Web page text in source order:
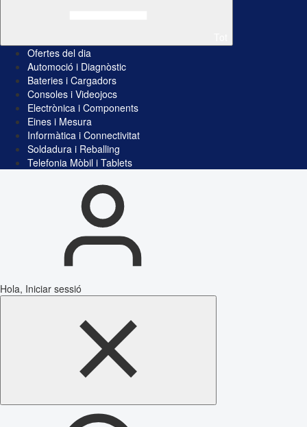
Ofertes del dia
Automoció i Diagnòstic
Bateries i Cargadors
Consoles i Videojocs
Electrònica i Components
Eines i Mesura
Informàtica i Connectivitat
Soldadura i Reballing
Telefonia Mòbil i Tablets
Hola, Iniciar sessió